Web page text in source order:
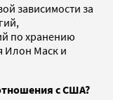
зависимости за
по хранению
Илон Маск и
с США?